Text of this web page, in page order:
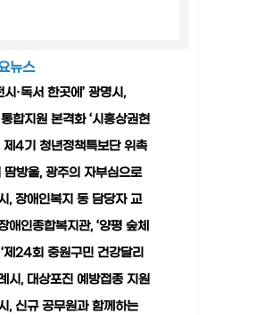
뉴스
시·독서 한곳에’ 광명시,
합지원 본격화 ‘시흥상권현
제4기 청년정책특보단 위촉
땀방울, 광주의 자부심으로
, 장애인복지 동 담당자 교
애인종합복지관, ‘양평 숲체
제24회 중원구민 건강달리
시, 대상포진 예방접종 지원
, 신규 공무원과 함께하는